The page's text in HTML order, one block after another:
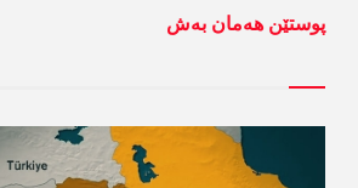
پوستێن ھەمان بەش